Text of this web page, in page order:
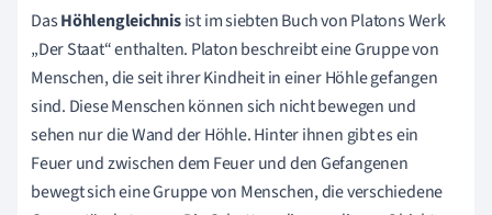
DasHöhlengleichnisist im siebten Buch von Platons Werk
„Der Staat“ enthalten. Platon beschreibt eine Gruppe von
Menschen, die seit ihrer Kindheit in einer Höhle gefangen
sind. Diese Menschen können sich nicht bewegen und
sehen nur die Wand der Höhle. Hinter ihnen gibt es ein
Feuer und zwischen dem Feuer und den Gefangenen
bewegt sich eine Gruppe von Menschen, die verschiedene